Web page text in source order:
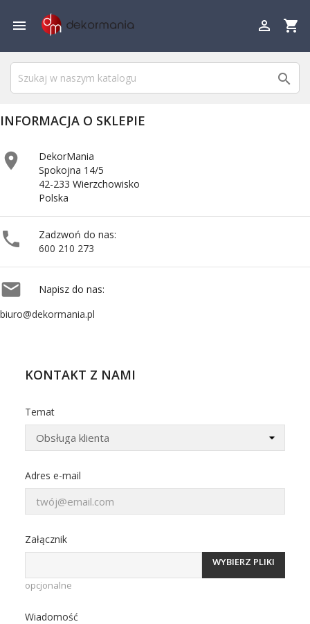
 shopping_cart


INFORMACJA O SKLEPIE

DekorMania
Spokojna 14/5
42-233 Wierzchowisko
Polska

Zadzwoń do nas:
600 210 273

Napisz do nas:
biuro@dekormania.pl
KONTAKT Z NAMI
Temat
Adres e-mail
Załącznik
WYBIERZ PLIKI
opcjonalne
Wiadomość